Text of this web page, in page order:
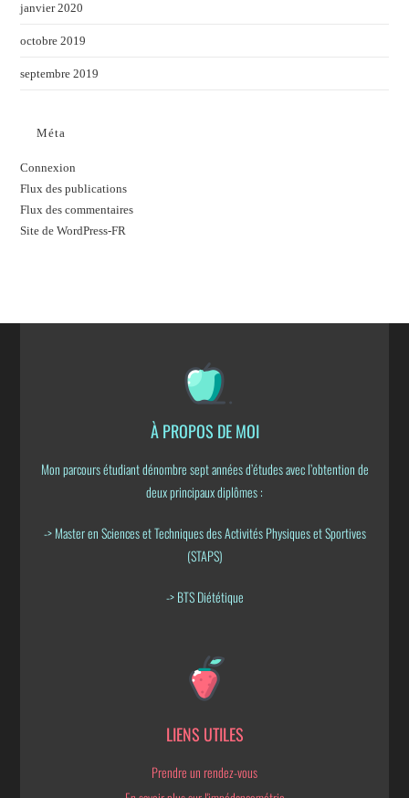
janvier 2020
octobre 2019
septembre 2019
Méta
Connexion
Flux des publications
Flux des commentaires
Site de WordPress-FR
À PROPOS DE MOI
Mon parcours étudiant dénombre sept années d’études avec l’obtention de
deux principaux diplômes :
-> Master en Sciences et Techniques des Activités Physiques et Sportives
(STAPS)
-> BTS Diététique
LIENS UTILES
Prendre un rendez-vous